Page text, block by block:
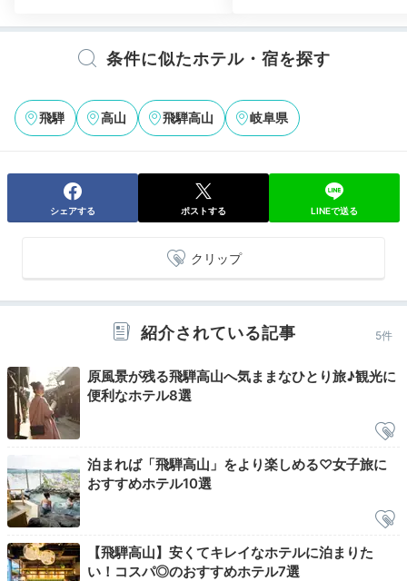
20:00
眺めの良いラウンジで
夜の寛ぎタイム
展望ラウンジ 足湯
食後は、フロント横のカフェ＆バーでドリンクを味わっ
てはいかが。夜景や北アルプスを望む「展望ラウンジ」
で読書をしたり、足湯でのんびり温まるのもおすすめ。
様々な館内施設があり、夜も充実した時間を過ごせます
よ。
条件に似たホテル・宿を探す
飛騨 高山 飛騨高山 岐阜県
シェアする ポストする LINEで送る
クリップ
紹介されている記事 5件
原風景が残る飛騨高山へ気ままなひとり旅♪観光に
便利なホテル8選
泊まれば「飛騨高山」をより楽しめる♡女子旅に
おすすめホテル10選
【飛騨高山】安くてキレイなホテルに泊まりた
い！コスパ◎のおすすめホテル7選